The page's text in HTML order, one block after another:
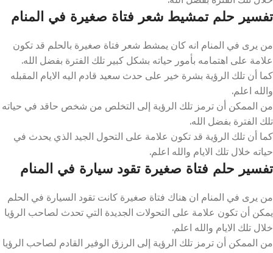
تفسير حلم تمشيط شعر فتاة صغيرة في المنام
من يرى في المنام انه كان يمشط شعر فتاة صغيرة بالحلم قد تكون
علامة على اهتمامه بأمور حياته بشكل كبير تلك الفترة بفضل الله.
كما أن تلك الرؤية بشرة خير على حدث سعيد قادم اليه الايام المقبله
والله اعلم.
من الممكن أن ترمز تلك الرؤية إلى التخلص من شخص حاقد في حياته
تلك الفترة بفضل الله.
كما أن تلك الرؤية قد تكون علامة على التحول الجيد الذي يحدث في
حياته خلال تلك الايام والله اعلم.
تفسير حلم فتاة صغيرة تقود سيارة في المنام
من يرى في المنام ان هناك فتاة صغيرة كانت تقود السيارة في الحلم
يمكن أن تكون علامة على التحولات الجديدة التي تحدث لصاحب الرؤيا
خلال تلك الايام والله اعلم.
من الممكن أن ترمز تلك الرؤية إلى الرزق الوفير القادم لصاحب الرؤيا